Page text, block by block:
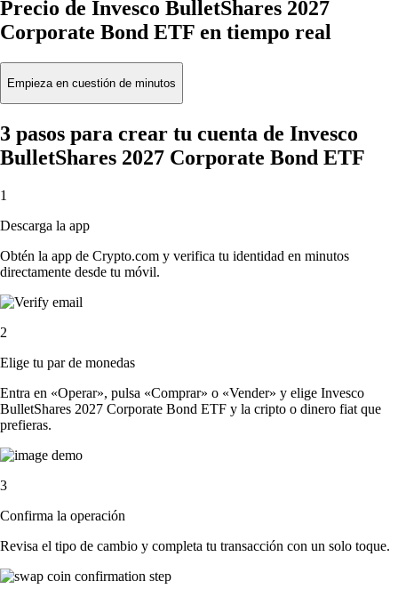
Precio de Invesco BulletShares 2027
Corporate Bond ETF en tiempo real
Empieza en cuestión de minutos
3 pasos para crear tu cuenta de Invesco
BulletShares 2027 Corporate Bond ETF
1
Descarga la app
Obtén la app de Crypto.com y verifica tu identidad en minutos
directamente desde tu móvil.
2
Elige tu par de monedas
Entra en «Operar», pulsa «Comprar» o «Vender» y elige Invesco
BulletShares 2027 Corporate Bond ETF y la cripto o dinero fiat que
prefieras.
3
Confirma la operación
Revisa el tipo de cambio y completa tu transacción con un solo toque.